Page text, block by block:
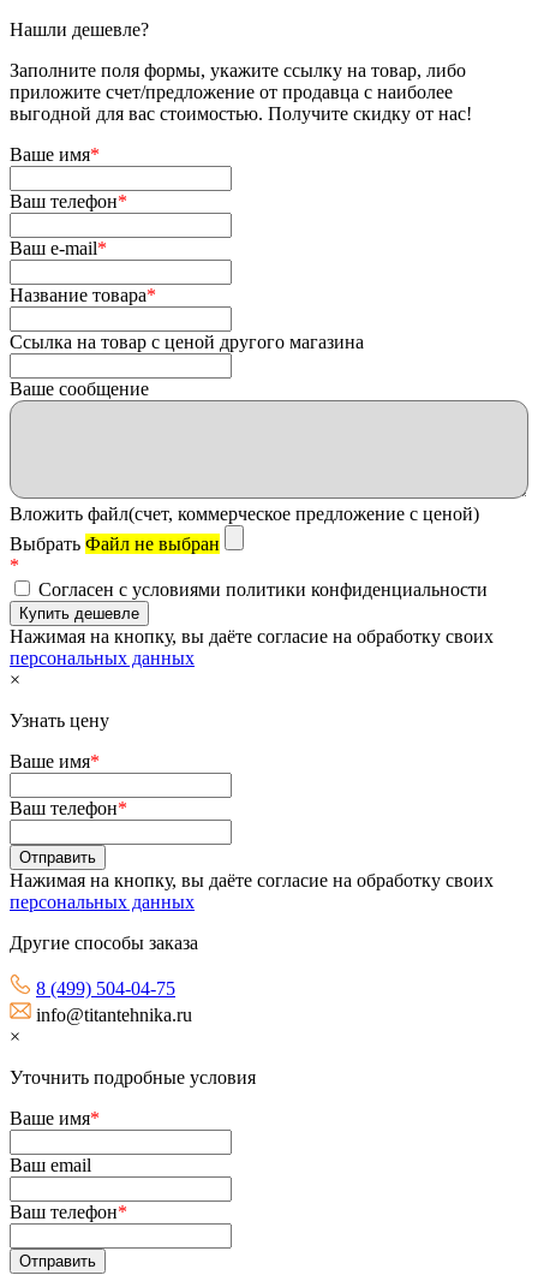
Нашли дешевле?
Заполните поля формы, укажите ссылку на товар, либо
приложите счет/предложение от продавца с наиболее
выгодной для вас стоимостью. Получите скидку от нас!
Ваше имя*
Ваш телефон*
Ваш e-mail*
Название товара*
Ссылка на товар с ценой другого магазина
Ваше сообщение
Вложить файл(счет, коммерческое предложение с ценой)
Выбрать Файл не выбран
*
Согласен с условиями политики конфиденциальности
Нажимая на кнопку, вы даёте согласие на обработку своих
персональных данных
×
Узнать цену
Ваше имя*
Ваш телефон*
Нажимая на кнопку, вы даёте согласие на обработку своих
персональных данных
Другие способы заказа
8 (499) 504-04-75
info@titantehnika.ru
×
Уточнить подробные условия
Ваше имя*
Ваш email
Ваш телефон*